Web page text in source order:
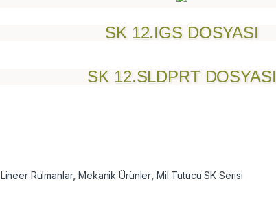
SK 12.IGS DOSYASI
SK 12.SLDPRT DOSYASI
Lineer Rulmanlar,Mekanik Ürünler Mil Tutucu SK Serisi